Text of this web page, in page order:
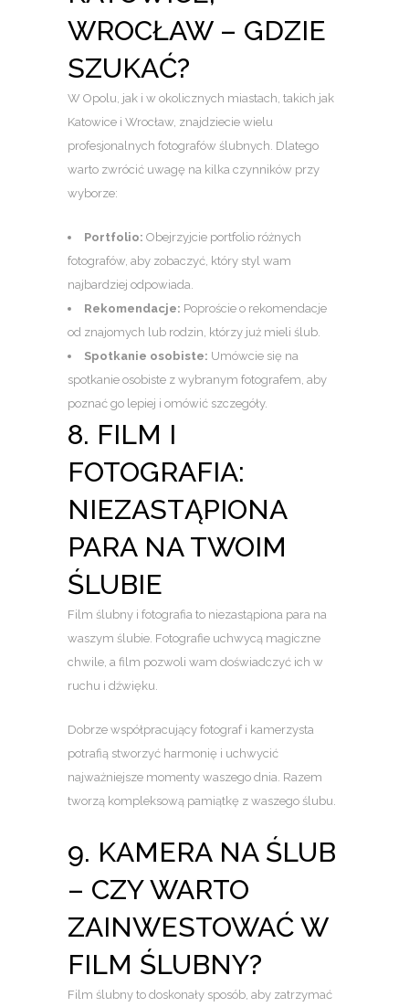
WROCŁAW – GDZIE
SZUKAĆ?
W Opolu, jak i w okolicznych miastach, takich jak
Katowice i Wrocław, znajdziecie wielu
profesjonalnych fotografów ślubnych. Dlatego
warto zwrócić uwagę na kilka czynników przy
wyborze:
Portfolio: Obejrzyjcie portfolio różnych
fotografów, aby zobaczyć, który styl wam
najbardziej odpowiada.
Rekomendacje: Poproście o rekomendacje
od znajomych lub rodzin, którzy już mieli ślub.
Spotkanie osobiste: Umówcie się na
spotkanie osobiste z wybranym fotografem, aby
poznać go lepiej i omówić szczegóły.
8. FILM I
FOTOGRAFIA:
NIEZASTĄPIONA
PARA NA TWOIM
ŚLUBIE
Film ślubny i fotografia to niezastąpiona para na
waszym ślubie. Fotografie uchwycą magiczne
chwile, a film pozwoli wam doświadczyć ich w
ruchu i dźwięku.
Dobrze współpracujący fotograf i kamerzysta
potrafią stworzyć harmonię i uchwycić
najważniejsze momenty waszego dnia. Razem
tworzą kompleksową pamiątkę z waszego ślubu.
9. KAMERA NA ŚLUB
– CZY WARTO
ZAINWESTOWAĆ W
FILM ŚLUBNY?
Film ślubny to doskonały sposób, aby zatrzymać